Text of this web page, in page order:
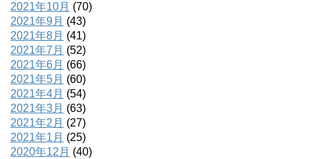
2021年10月 (70)
2021年9月 (43)
2021年8月 (41)
2021年7月 (52)
2021年6月 (66)
2021年5月 (60)
2021年4月 (54)
2021年3月 (63)
2021年2月 (27)
2021年1月 (25)
2020年12月 (40)